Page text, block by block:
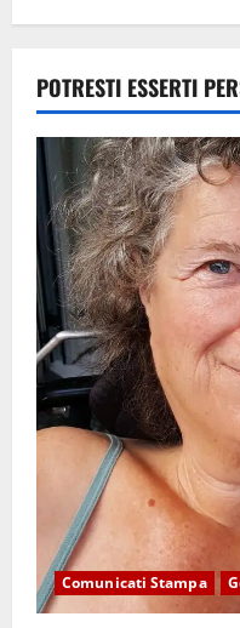
POTRESTI ESSERTI
Comunicati Stampa